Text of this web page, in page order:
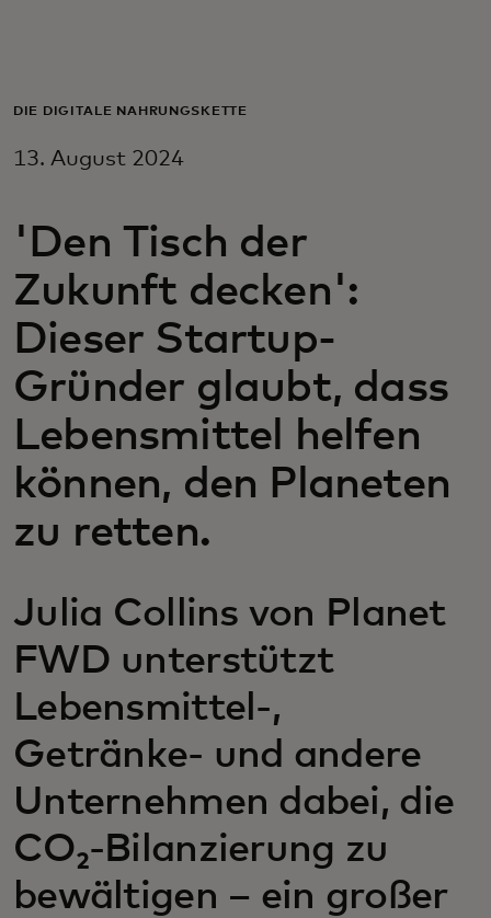
Für Unternehmen
Für Innovatoren
Neuigkeiten und Trends
DIE DIGITALE NAHRUNGSKETTE
13. August 2024
'Den Tisch der
Zukunft decken':
Dieser Startup-
Gründer glaubt, dass
Lebensmittel helfen
können, den Planeten
zu retten.
Julia Collins von Planet
FWD unterstützt
Lebensmittel-,
Getränke- und andere
Unternehmen dabei, die
CO₂-Bilanzierung zu
bewältigen – ein großer